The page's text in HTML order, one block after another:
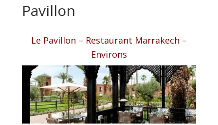
Pavillon
Le Pavillon – Restaurant Marrakech –
Environs